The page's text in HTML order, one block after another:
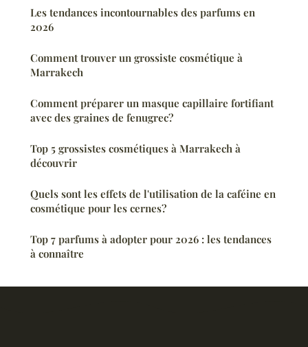
Les tendances incontournables des parfums en
2026
Comment trouver un grossiste cosmétique à
Marrakech
Comment préparer un masque capillaire fortifiant
avec des graines de fenugrec?
Top 5 grossistes cosmétiques à Marrakech à
découvrir
Quels sont les effets de l'utilisation de la caféine en
cosmétique pour les cernes?
Top 7 parfums à adopter pour 2026 : les tendances
à connaître